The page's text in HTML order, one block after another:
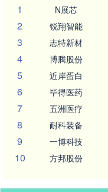
1
N展芯
2 锐翔智能
3 志特新材
4 博腾股份
5 近岸蛋白
6 毕得医药
7 五洲医疗
8 耐科装备
9 一博科技
10 方邦股份